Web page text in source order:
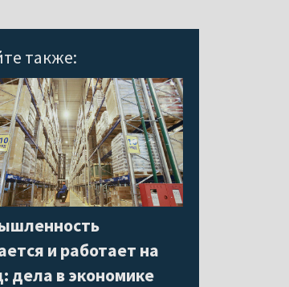
также:
и работает на
дела в экономике